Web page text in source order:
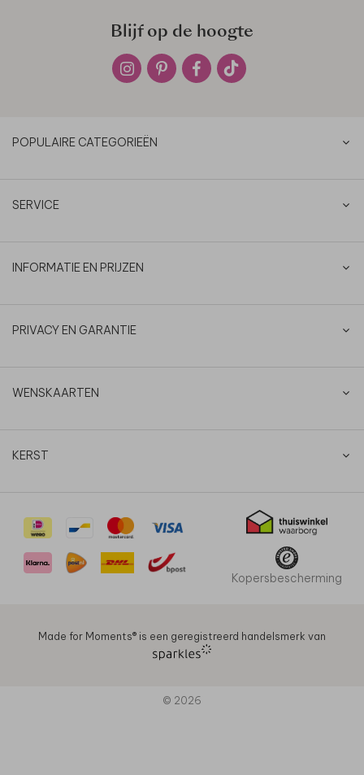
Blijf op de hoogte
POPULAIRE CATEGORIEËN
SERVICE
INFORMATIE EN PRIJZEN
PRIVACY EN GARANTIE
WENSKAARTEN
KERST
Kopersbescherming
Made for Moments®️ is een geregistreerd handelsmerk van
© 2026